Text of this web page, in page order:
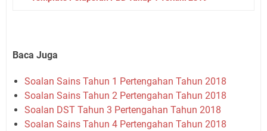
Baca Juga
Soalan Sains Tahun 1 Pertengahan Tahun 2018
Soalan Sains Tahun 2 Pertengahan Tahun 2018
Soalan DST Tahun 3 Pertengahan Tahun 2018
Soalan Sains Tahun 4 Pertengahan Tahun 2018